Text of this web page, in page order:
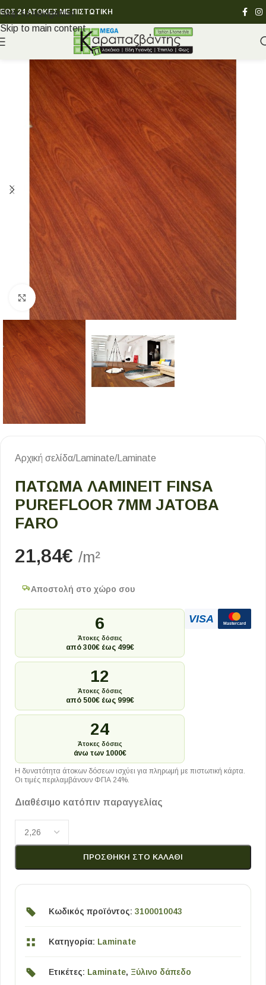
Skip to navigation
Skip to main content
ΕΩΣ 24 ΑΤΟΚΕΣ ΜΕ ΠΙΣΤΩΤΙΚΗ
Κλικ για μεγέθυνση
Αρχική σελίδα/Laminate/Laminate
ΠΑΤΩΜΑ ΛΑΜΙΝΕΙΤ FINSA
PUREFLOOR 7MM JATOBA
FARO
21,84€ /m²
Αποστολή στο χώρο σου
6
Άτοκες δόσεις
από 300€ έως 499€
12
Άτοκες δόσεις
από 500€ έως 999€
24
Άτοκες δόσεις
άνω των 1000€
VISA Mastercard
Η δυνατότητα άτοκων δόσεων ισχύει για πληρωμή με πιστωτική κάρτα.
Οι τιμές περιλαμβάνουν ΦΠΑ 24%.
Διαθέσιμο κατόπιν παραγγελίας
ΠΡΟΣΘΉΚΗ ΣΤΟ ΚΑΛΆΘΙ
Κωδικός προϊόντος: 3100010043
Κατηγορία: Laminate
Ετικέτες: Laminate, Ξύλινο δάπεδο